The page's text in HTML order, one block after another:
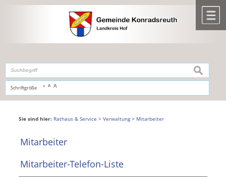
,zur Navigationoderzur Startseitespringen.
Schriftgröße A A A
suchen
Sie sind hier: Rathaus & Service > Verwaltung> Mitarbeiter
Mitarbeiter
Mitarbeiter-Telefon-Liste